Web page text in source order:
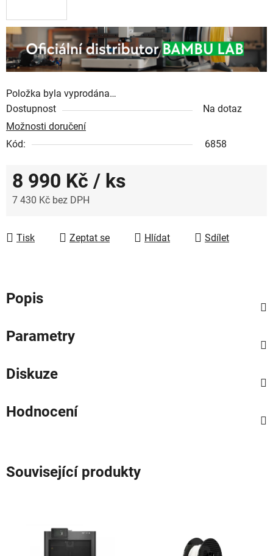
Položka byla vyprodána…
Dostupnost
Na dotaz
Možnosti doručení
Kód:
6858
8 990 Kč / ks
7 430 Kč bez DPH
Tisk
Zeptat se Hlídat Sdílet
Popis
Parametry
Diskuze
Hodnocení
Související produkty